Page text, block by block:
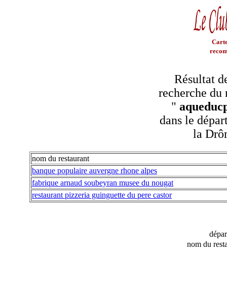
Résultat
recherche du
"
dans le
la
nom du restaurant
banque populaire auvergne rhone alpes
fabrique arnaud soubeyran musee du nougat
restaurant pizzeria guinguette du pere castor
nom du